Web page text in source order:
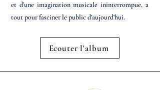
et d’une imagination musicale ininterrompue, a
tout pour fasciner le public d’aujourd’hui.
Ecouter l'album